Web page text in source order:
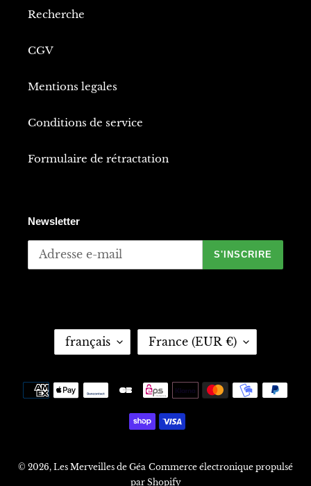
Recherche
CGV
Mentions legales
Conditions de service
Formulaire de rétractation
Newsletter
S'INSCRIRE
G
U
français
É
O
N
France (EUR €)
Moyens
de
paiement
© 2026, Les Merveilles de Géa Commerce électronique propulsé
par Shopify